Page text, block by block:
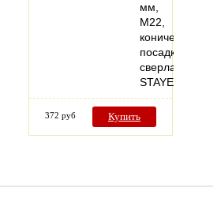
мм,
M22,
коническая
посадка
сверла,
STAYER
372 руб Купить